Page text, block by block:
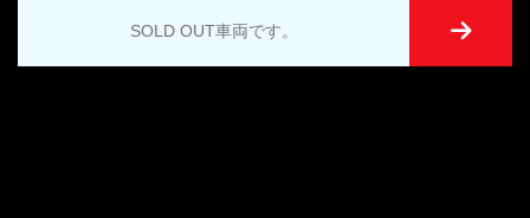
SOLD OUT車両です。